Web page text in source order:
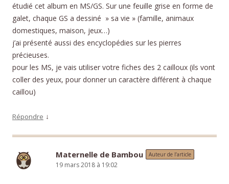
étudié cet album en MS/GS. Sur une feuille grise en forme de
galet, chaque GS a dessiné » sa vie » (famille, animaux
domestiques, maison, jeux…)
j’ai présenté aussi des encyclopédies sur les pierres
précieuses.
pour les MS, je vais utiliser votre fiches des 2 cailloux (ils vont
coller des yeux, pour donner un caractère différent à chaque
caillou)
Répondre ↓
Maternelle de Bambou Auteur de l’article
19 mars 2018 à 19:02